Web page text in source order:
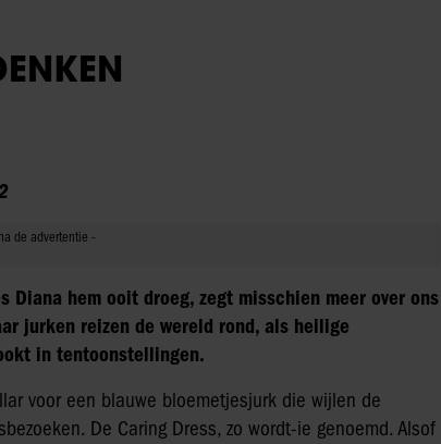
hem ooit droeg, zegt misschien meer over ons
jurken reizen de wereld rond, als heilige
in tentoonstellingen.
voor een blauwe bloemetjesjurk die wijlen de
De Caring Dress, zo wordt-ie genoemd. Alsof